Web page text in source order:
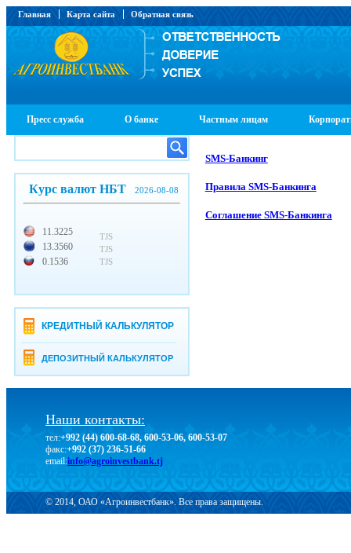
Главная Карта сайта Обратная связь
Пресс служба О банке Частным лицам
Курс валют НБТ 2026-08-08
11.3225
13.3560
0.1536
TJS
TJS
TJS
КРЕДИТНЫЙ КАЛЬКУЛЯТОР
ДЕПОЗИТНЫЙ КАЛЬКУЛЯТОР
SMS-Банкинг
Правила SMS-Банкинга
Соглашение SMS-Банкинга
Наши контакты:
тел:+992 (44) 600-68-68, 600-53-06, 600-53-07
факс:+992 (37) 236-51-66
email:info@agroinvestbank.tj
© 2014, ОАО «Агроинвестбанк». Все права защищены.